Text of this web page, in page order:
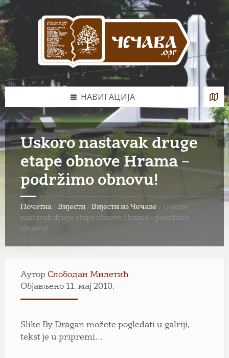
Skip
to
content
Skip
to
left
sidebar
Skip
to
footer
НАВИГАЦИЈА
Uskoro nastavak druge
etape obnove Hrama –
podržimo obnovu!
Почетна / Вијести / Вијести из Чечаве / Uskoro
nastavak druge etape obnove Hrama – podržimo
obnovu!
Аутор Слободан Милетић
Објављено 11. мај 2010.
Slike By Dragan možete pogledati u galriji,
tekst je u pripremi…